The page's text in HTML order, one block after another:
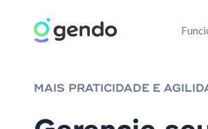
MAIS PRATICIDADE E